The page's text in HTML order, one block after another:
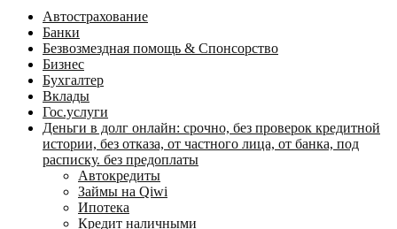
Автострахование
Банки
Безвозмездная помощь & Спонсорство
Бизнес
Бухгалтер
Вклады
Гос.услуги
Деньги в долг онлайн: срочно, без проверок кредитной
истории, без отказа, от частного лица, от банка, под
расписку. без предоплаты
Автокредиты
Займы на Qiwi
Ипотека
Кредит наличными